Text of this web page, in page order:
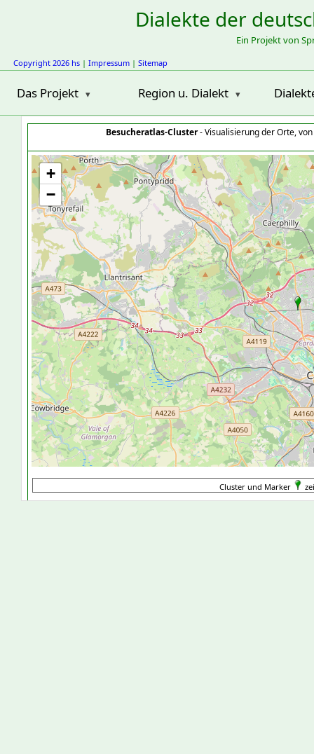
Dialekte der
Ein Projekt von
Copyright 2026 hs | Impressum | Sitemap
Das Projekt Region u. Dialekt
Besucheratlas-Cluster- Visualisierung der Orte,
+
−
Cluster und Marker